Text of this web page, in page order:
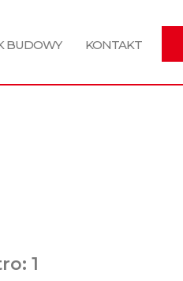
BUDOWY KONTAKT
1